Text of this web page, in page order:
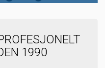
1990